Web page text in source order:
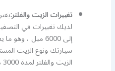
تغييرات الزيت والفلتر:
إلى 6000 ميل ،
سيارتك ونوع الزيت
الزيت والفلتر لمدة 3000 ميل أو 90 يومًا أخرى.